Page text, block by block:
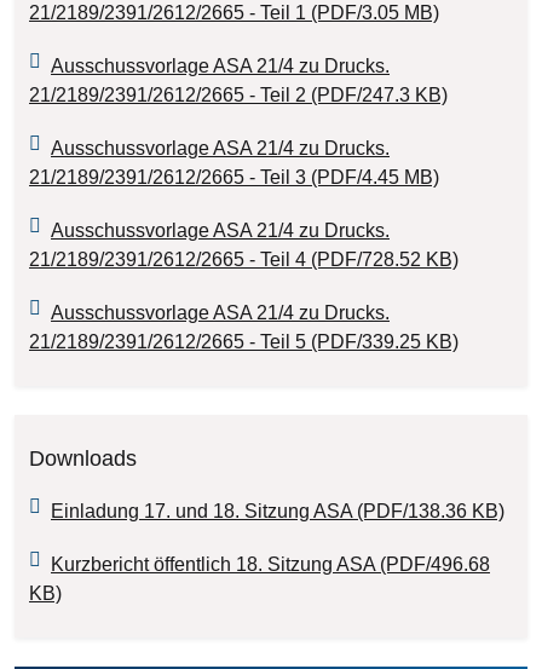
21/2189/2391/2612/2665 - Teil 1 (PDF/3.05 MB)
Ausschussvorlage ASA 21/4 zu Drucks.
21/2189/2391/2612/2665 - Teil 2 (PDF/247.3 KB)
Ausschussvorlage ASA 21/4 zu Drucks.
21/2189/2391/2612/2665 - Teil 3 (PDF/4.45 MB)
Ausschussvorlage ASA 21/4 zu Drucks.
21/2189/2391/2612/2665 - Teil 4 (PDF/728.52 KB)
Ausschussvorlage ASA 21/4 zu Drucks.
21/2189/2391/2612/2665 - Teil 5 (PDF/339.25 KB)
Downloads
Einladung 17. und 18. Sitzung ASA (PDF/138.36 KB)
Kurzbericht öffentlich 18. Sitzung ASA (PDF/496.68
KB)